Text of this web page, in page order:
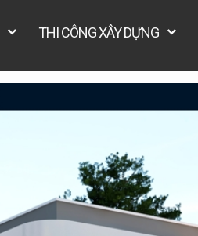
THI CÔNG XÂY DỰNG